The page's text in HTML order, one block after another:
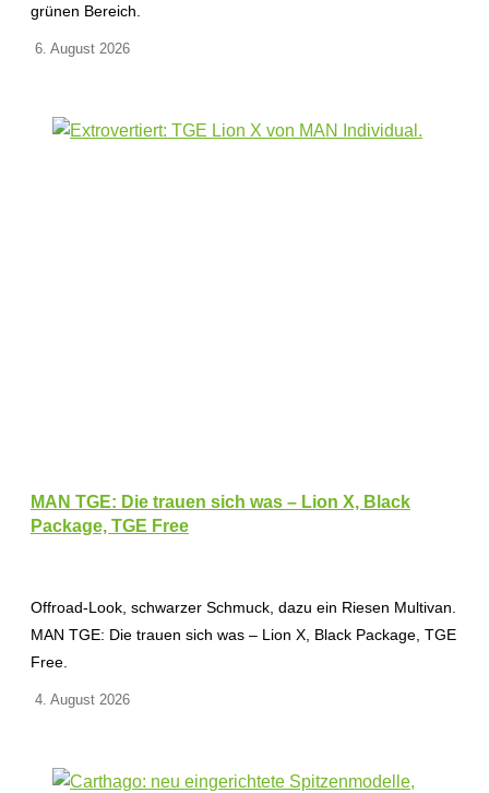
grünen Bereich.
6. August 2026
MAN TGE: Die trauen sich was – Lion X, Black
Package, TGE Free
Offroad-Look, schwarzer Schmuck, dazu ein Riesen Multivan.
MAN TGE: Die trauen sich was – Lion X, Black Package, TGE
Free.
4. August 2026